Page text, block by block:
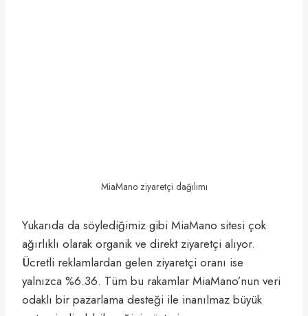
MiaMano ziyaretçi dağılımı
Yukarıda da söylediğimiz gibi MiaMano sitesi çok
ağırlıklı olarak organik ve direkt ziyaretçi alıyor.
Ücretli reklamlardan gelen ziyaretçi oranı ise
yalnızca %6.36. Tüm bu rakamlar MiaMano’nun veri
odaklı bir pazarlama desteği ile inanılmaz büyük